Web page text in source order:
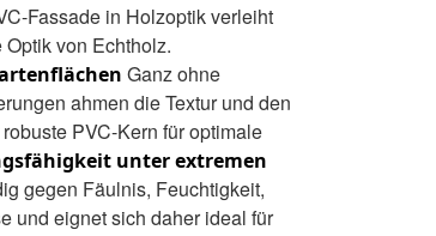
Fassade in Holzoptik verleiht
von Echtholz.
Ganz ohne
ahmen die Textur und den
PVC-Kern für optimale
unter extremen
gegen Fäulnis, Feuchtigkeit,
und eignet sich daher ideal für